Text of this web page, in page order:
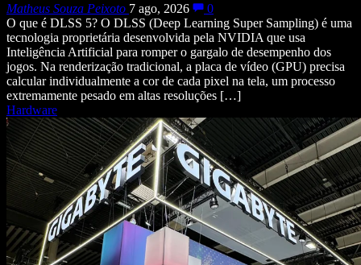
Matheus Souza Peixoto 7 ago, 2026
0
O que é DLSS 5? O DLSS (Deep Learning Super Sampling) é uma
tecnologia proprietária desenvolvida pela NVIDIA que usa
Inteligência Artificial para romper o gargalo de desempenho dos
jogos. Na renderização tradicional, a placa de vídeo (GPU) precisa
calcular individualmente a cor de cada pixel na tela, um processo
extremamente pesado em altas resoluções […]
Hardware